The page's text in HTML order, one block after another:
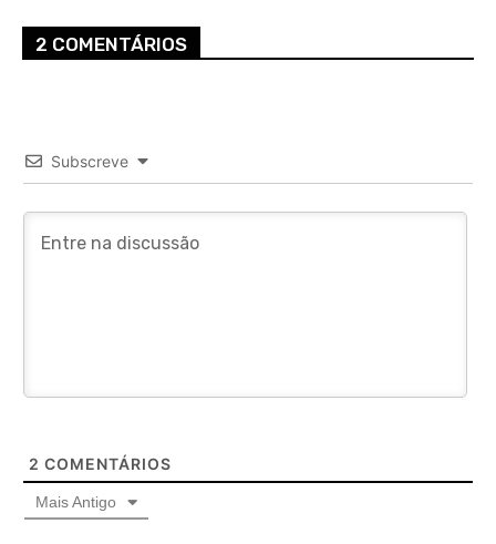
2 COMENTÁRIOS
Subscreve
2 COMENTÁRIOS
Mais Antigo